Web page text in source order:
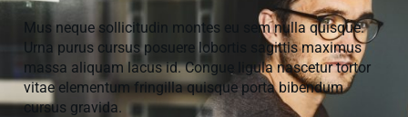
Mus neque sollicitudin montes eu sem nulla quisque.
Urna purus cursus posuere lobortis sagittis maximus
massa aliquam lacus id. Congue ligula nascetur tortor
vitae elementum fringilla quisque porta bibendum
cursus gravida.